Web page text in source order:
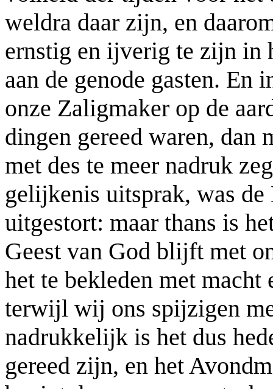
weldra daar zijn, en
ernstig en ijverig te zijn in
aan de genode gasten. En
onze Zaligmaker op de
dingen gereed waren, dan
met des te meer nadruk
gelijkenis uitsprak, was
uitgestort: maar thans is
Geest van God blijft met
het te bekleden met macht
terwijl wij ons spijzigen
nadrukkelijk is het dus
gereed zijn, en het